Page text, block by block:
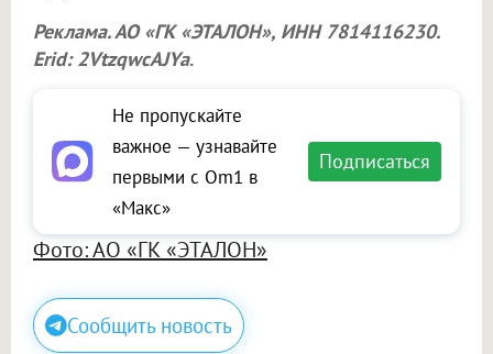
Реклама. АО «ГК «ЭТАЛОН», ИНН 7814116230.
Erid: 2VtzqwcAJYa.
Не пропускайте
важное — узнавайте
первыми с Om1 в
«Макс»
Подписаться
Фото: АО «ГК «ЭТАЛОН»
Сообщить новость